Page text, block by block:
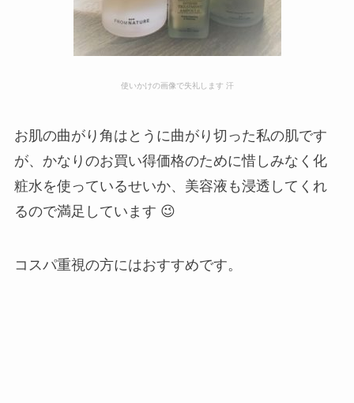
使いかけの画像で失礼します 汗
お肌の曲がり角はとうに曲がり切った私の肌です
が、かなりのお買い得価格のために惜しみなく化
粧水を使っているせいか、美容液も浸透してくれ
るので満足しています 😉
コスパ重視の方にはおすすめです。